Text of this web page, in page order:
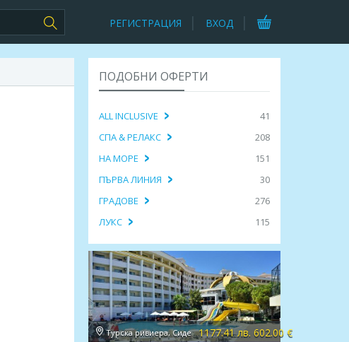
РЕГИСТРАЦИЯ ВХОД
2026 в Турция! 7 нощ. All Inclusive в
Resort By Wyndham Side 4 *
ПРЕГЛЕД
,
7 нощувки ULTRA ALL INCLUSIV в Beach
Club Doganay 5* и транспорт
723.66лв. / 370.00€
ПОДОБНИ ОФЕРТИ
ALL INCLUSIVE
41
СПА & РЕЛАКС
208
НА МОРЕ
151
ПЪРВА ЛИНИЯ
30
ГРАДОВЕ
276
ЛУКС
115
Турска ривиера, Сиде 1177.41 лв. 602.00 €